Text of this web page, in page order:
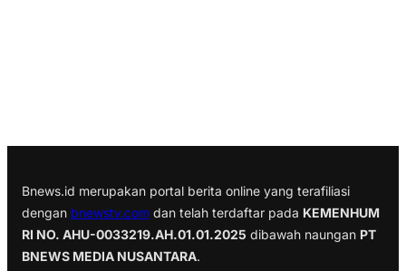
Bnews.id merupakan portal berita online yang terafiliasi
dengan bnewstv.com dan telah terdaftar pada KEMENHUM
RI NO. AHU-0033219.AH.01.01.2025 dibawah naungan PT
BNEWS MEDIA NUSANTARA.